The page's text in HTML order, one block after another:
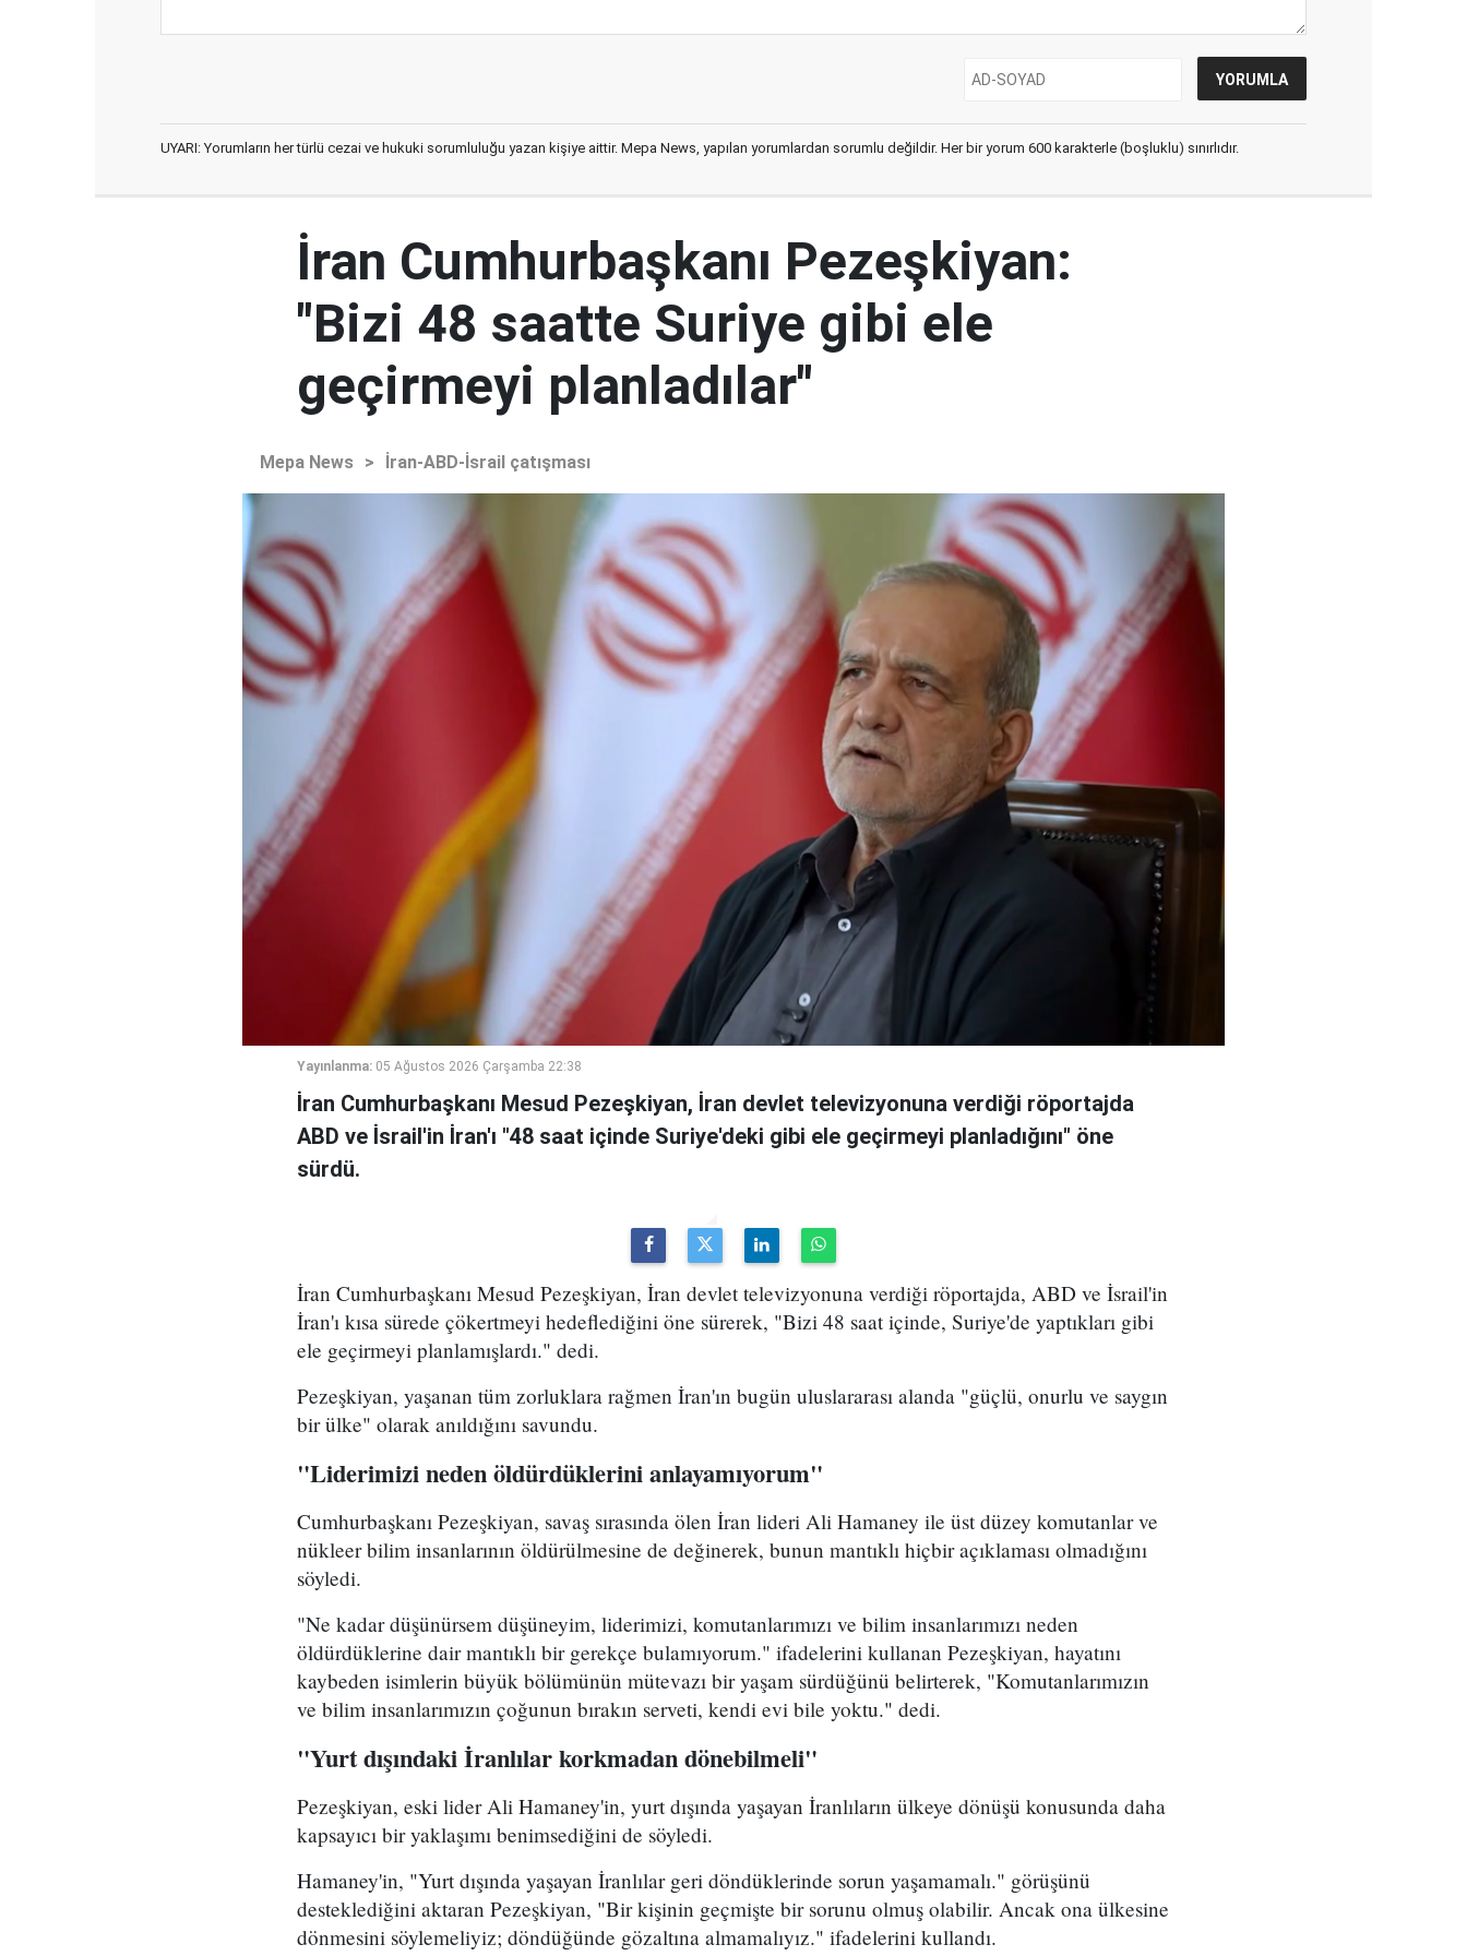
UYARI: Yorumların her türlü cezai ve hukuki sorumluluğu yazan kişiye aittir. Mepa News, yapılan yorumlardan sorumlu değildir. Her bir yorum 600 karakterle (boşluklu) sınırlıdır.
İran Cumhurbaşkanı Pezeşkiyan:
"Bizi 48 saatte Suriye gibi ele
geçirmeyi planladılar"
Mepa News > İran-ABD-İsrail çatışması
Yayınlanma: 05 Ağustos 2026 Çarşamba 22:38
İran Cumhurbaşkanı Mesud Pezeşkiyan, İran devlet televizyonuna verdiği röportajda
ABD ve İsrail'in İran'ı "48 saat içinde Suriye'deki gibi ele geçirmeyi planladığını" öne
sürdü.
İran Cumhurbaşkanı Mesud Pezeşkiyan, İran devlet televizyonuna verdiği röportajda, ABD ve İsrail'in
İran'ı kısa sürede çökertmeyi hedeflediğini öne sürerek, "Bizi 48 saat içinde, Suriye'de yaptıkları gibi
ele geçirmeyi planlamışlardı." dedi.
Pezeşkiyan, yaşanan tüm zorluklara rağmen İran'ın bugün uluslararası alanda "güçlü, onurlu ve saygın
bir ülke" olarak anıldığını savundu.
"Liderimizi neden öldürdüklerini anlayamıyorum"
Cumhurbaşkanı Pezeşkiyan, savaş sırasında ölen İran lideri Ali Hamaney ile üst düzey komutanlar ve
nükleer bilim insanlarının öldürülmesine de değinerek, bunun mantıklı hiçbir açıklaması olmadığını
söyledi.
"Ne kadar düşünürsem düşüneyim, liderimizi, komutanlarımızı ve bilim insanlarımızı neden
öldürdüklerine dair mantıklı bir gerekçe bulamıyorum." ifadelerini kullanan Pezeşkiyan, hayatını
kaybeden isimlerin büyük bölümünün mütevazı bir yaşam sürdüğünü belirterek, "Komutanlarımızın
ve bilim insanlarımızın çoğunun bırakın serveti, kendi evi bile yoktu." dedi.
"Yurt dışındaki İranlılar korkmadan dönebilmeli"
Pezeşkiyan, eski lider Ali Hamaney'in, yurt dışında yaşayan İranlıların ülkeye dönüşü konusunda daha
kapsayıcı bir yaklaşımı benimsediğini de söyledi.
Hamaney'in, "Yurt dışında yaşayan İranlılar geri döndüklerinde sorun yaşamamalı." görüşünü
desteklediğini aktaran Pezeşkiyan, "Bir kişinin geçmişte bir sorunu olmuş olabilir. Ancak ona ülkesine
dönmesini söylemeliyiz; döndüğünde gözaltına almamalıyız." ifadelerini kullandı.